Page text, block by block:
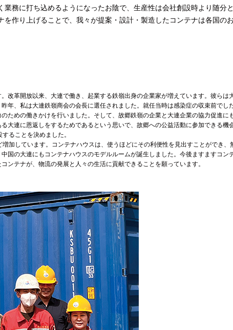
務に打ち込めるようになったお陰で、生産性は会社創設時より随分
作り上げることで、我々が提案・設計・製造したコンテナは各国の
改革開放以来、大連で働き、起業する鉄嶺出身の企業家が増えています。彼らは
年、私は大連鉄嶺商会の会長に選任されました。就任当時は感染症の収束前でし
ための働きかけを行いました。そして、故郷鉄嶺の企業と大連企業の協力促進に
大連に恩返しをするためであるという思いで、故郷への公益活動に参加できる機
ることを決めました。
加しています。コンテナハウスは、使うほどにその利便性を見出すことができ、
国の大連にもコンテナハウスのモデルルームが誕生しました。今後ますますコン
ンテナが、物流の発展と人々の生活に貢献できることを願っています。